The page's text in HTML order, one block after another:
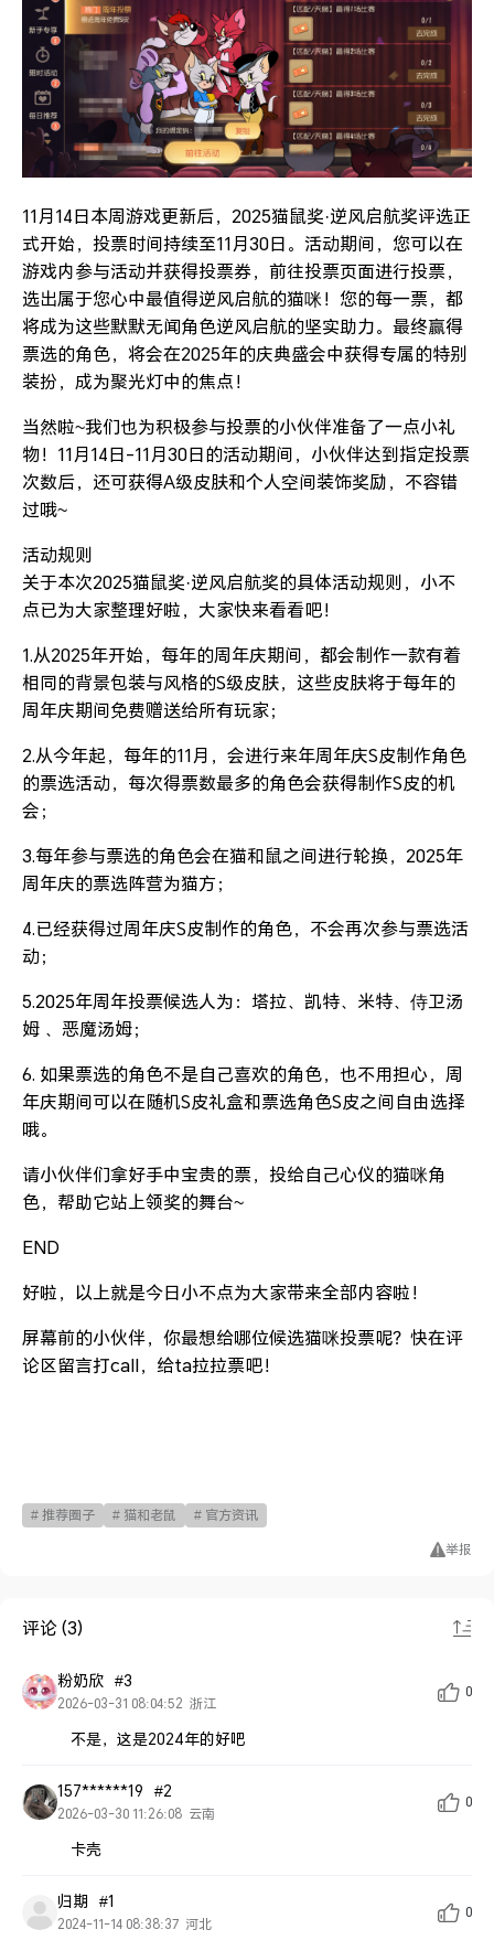
11月14日本周游戏更新后，2025猫鼠奖·逆风启航奖评选正
式开始，投票时间持续至11月30日。活动期间，您可以在
游戏内参与活动并获得投票券，前往投票页面进行投票，
选出属于您心中最值得逆风启航的猫咪！您的每一票，都
将成为这些默默无闻角色逆风启航的坚实助力。最终赢得
票选的角色，将会在2025年的庆典盛会中获得专属的特别
装扮，成为聚光灯中的焦点！
当然啦~我们也为积极参与投票的小伙伴准备了一点小礼
物！11月14日-11月30日的活动期间，小伙伴达到指定投票
次数后，还可获得A级皮肤和个人空间装饰奖励，不容错
过哦~
活动规则
关于本次2025猫鼠奖·逆风启航奖的具体活动规则，小不
点已为大家整理好啦，大家快来看看吧！
1.从2025年开始，每年的周年庆期间，都会制作一款有着
相同的背景包装与风格的S级皮肤，这些皮肤将于每年的
周年庆期间免费赠送给所有玩家；
2.从今年起，每年的11月，会进行来年周年庆S皮制作角色
的票选活动，每次得票数最多的角色会获得制作S皮的机
会；
3.每年参与票选的角色会在猫和鼠之间进行轮换，2025年
周年庆的票选阵营为猫方；
4.已经获得过周年庆S皮制作的角色，不会再次参与票选活
动；
5.2025年周年投票候选人为：塔拉、凯特、米特、侍卫汤
姆 、恶魔汤姆；
6. 如果票选的角色不是自己喜欢的角色，也不用担心，周
年庆期间可以在随机S皮礼盒和票选角色S皮之间自由选择
哦。
请小伙伴们拿好手中宝贵的票，投给自己心仪的猫咪角
色，帮助它站上领奖的舞台~
END
好啦，以上就是今日小不点为大家带来全部内容啦！
屏幕前的小伙伴，你最想给哪位候选猫咪投票呢？快在评
论区留言打call，给ta拉拉票吧！
# 推荐圈子 # 猫和老鼠 # 官方资讯
举报
评论 (3)
粉奶欣 #3
2026-03-31 08:04:52 浙江
0
不是，这是2024年的好吧
157******19 #2
2026-03-30 11:26:08 云南
0
卡壳
归期 #1
2024-11-14 08:38:37 河北
0